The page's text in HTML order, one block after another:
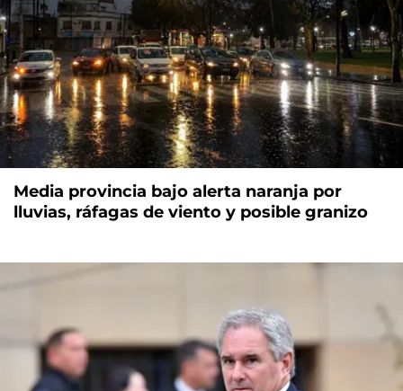
Media provincia bajo alerta naranja por
lluvias, ráfagas de viento y posible granizo